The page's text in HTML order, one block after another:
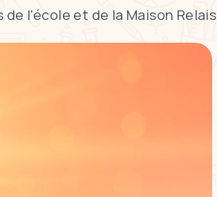
l'école et de la Maison Relais